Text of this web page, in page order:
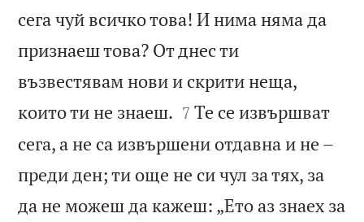
сега чуй всичко това! И нима няма да
признаеш това? От днес ти
възвестявам нови и скрити неща,
които ти не знаеш. 

7 Те се извършват
сега, а не са извършени отдавна и не –
преди ден; ти още не си чул за тях, за
да не можеш да кажеш: „Ето аз знаех за